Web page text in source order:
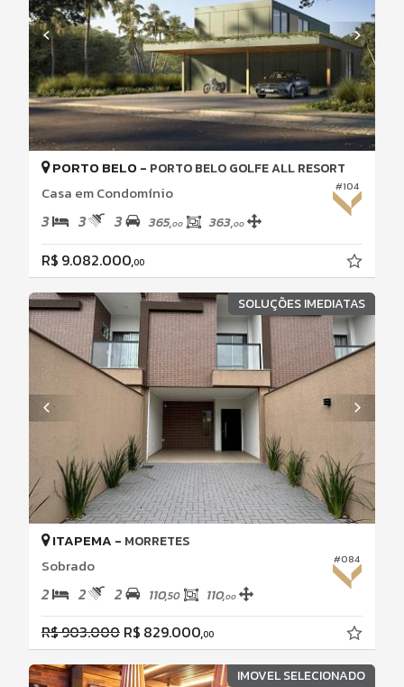
#104
PORTO BELO - PORTO BELO GOLFE ALL RESORT
Casa em Condomínio
3 3 3 365,00 363,00
R$ 9.082.000,00
SOLUÇÕES IMEDIATAS
#084
ITAPEMA - MORRETES
Sobrado
2 2 2 110,50 110,00
R$ 903.000 R$ 829.000,00
IMOVEL SELECIONADO